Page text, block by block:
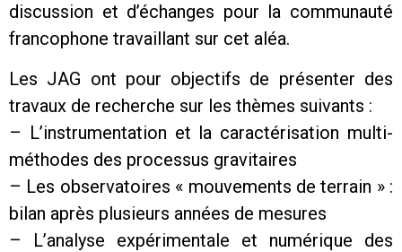
discussion et d’échanges pour la communauté
francophone travaillant sur cet aléa.
Les JAG ont pour objectifs de présenter des
travaux de recherche sur les thèmes suivants :
– L’instrumentation et la caractérisation multi-
méthodes des processus gravitaires
– Les observatoires « mouvements de terrain » :
bilan après plusieurs années de mesures
– L’analyse expérimentale et numérique des